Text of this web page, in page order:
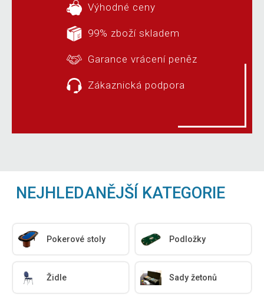
Výhodné ceny
99% zboží skladem
Garance vrácení peněz
Zákaznická podpora
NEJHLEDANĚJŠÍ KATEGORIE
Pokerové stoly Podložky
Židle Sady žetonů